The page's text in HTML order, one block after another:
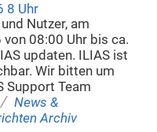
8 Uhr
Nutzer, am
08:00 Uhr bis ca.
updaten. ILIAS ist
Wir bitten um
Support Team
/ News &
Archiv